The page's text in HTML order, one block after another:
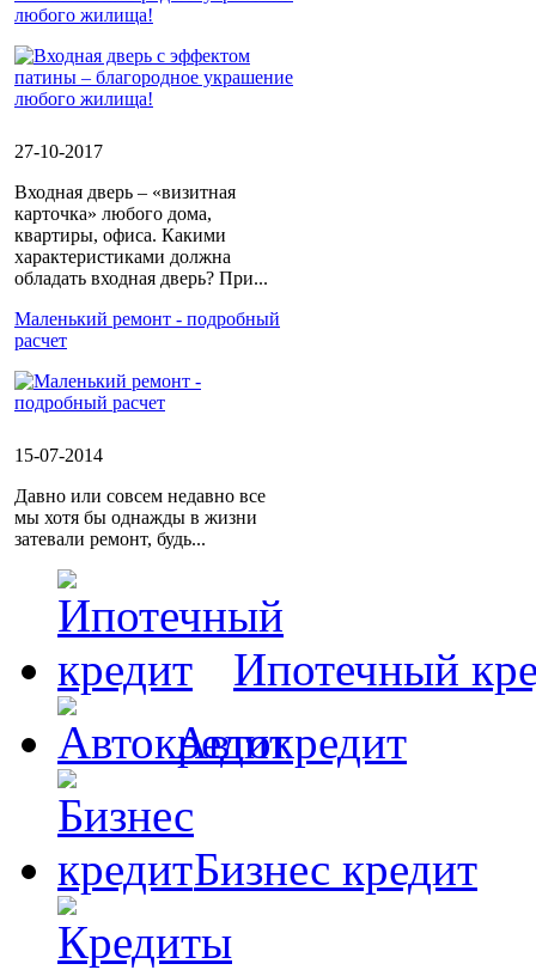
любого жилища!
27-10-2017
Входная дверь – «визитная
карточка» любого дома,
квартиры, офиса. Какими
характеристиками должна
обладать входная дверь? При...
Маленький ремонт - подробный
расчет
15-07-2014
Давно или совсем недавно все
мы хотя бы однажды в жизни
затевали ремонт, будь...
Ипотечный
Автокредит
Бизнес кредит